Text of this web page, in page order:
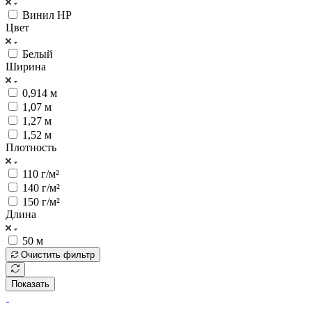
Винил НР
Цвет
Белый
Ширина
0,914 м
1,07 м
1,27 м
1,52 м
Плотность
110 г/м²
140 г/м²
150 г/м²
Длина
50 м
Очистить фильтр
Показать